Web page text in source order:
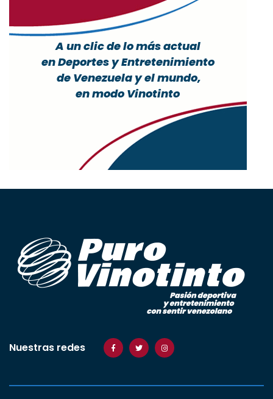
Nuestras redes